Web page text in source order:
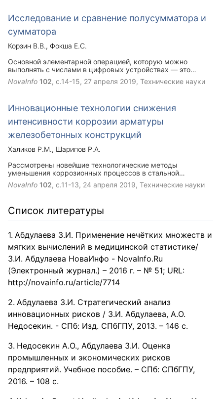
закупаемой продукции.
Исследование и сравнение полусумматора и
сумматора
Корзин В.В.
Фокша Е.С.
Основной элементарной операцией, которую можно
выполнять с числами в цифровых устройствах — это
арифметическое сложение двух одноразрядных двоичных
чисел. АЛУ — Арифметико-логическое устройство
позволят, к примеру, складывать двоичные числа. Но
функций.
NovaInfo 102, с.14-15, 27 апреля 2019, Технические науки
Инновационные технологии снижения
интенсивности коррозии арматуры
железобетонных конструкций
Халиков Р.М.
Шарипов Р.А.
Рассмотрены новейшие технологические методы
уменьшения коррозионных процессов в стальной
арматуре железобетона. Из разнообразных подходов
антикоррозионной защиты наиболее технологичным
подбором нановяжущих и заполнителей.
NovaInfo 102, с.11-13, 24 апреля 2019, Технические науки
Список литературы
Абдулаева З.И. Применение нечётких множеств и
мягких вычислений в медицинской статистике/
З.И. Абдулаева НоваИнфо - NovaInfo.Ru
(Электронный журнал.) – 2016 г. – № 51; URL:
http://novainfo.ru/article/7714
Абдулаева З.И. Стратегический анализ
инновационных рисков / З.И. Абдулаева, А.О.
Недосекин. - СПб: Изд. СПбГПУ, 2013. – 146 с.
Недосекин А.О., Абдулаева З.И. Оценка
промышленных и экономических рисков
предприятий. Учебное пособие. – СПб: СПбГПУ,
2016. – 108 с.